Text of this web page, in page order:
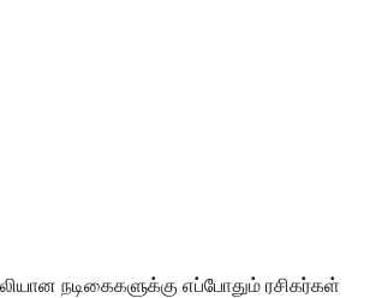
நடிகைகளுக்கு எப்போதும் ரசிகர்கள்